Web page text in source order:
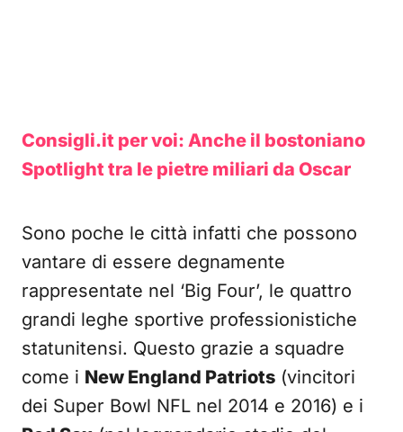
Consigli.it per voi: Anche il bostoniano
Spotlight tra le pietre miliari da Oscar
Sono poche le città infatti che possono
vantare di essere degnamente
rappresentate nel ‘Big Four’, le quattro
grandi leghe sportive professionistiche
statunitensi. Questo grazie a squadre
come i New England Patriots (vincitori
dei Super Bowl NFL nel 2014 e 2016) e i